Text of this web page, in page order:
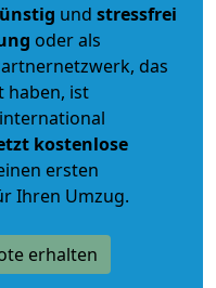
und stressfrei
oder als
das
haben, ist
kostenlose
ersten
Ihren Umzug.
erhalten